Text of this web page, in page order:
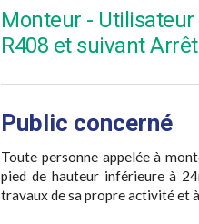
Monteur -
R408 et suivant
Public concerné
Toute personne appelée à
pied de hauteur inférieure à
travaux de sa propre activité et